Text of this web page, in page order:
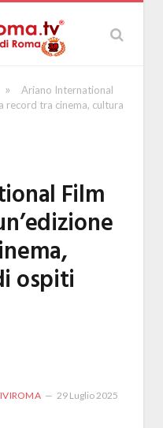
»
Ariano International
record tra cinema, cultura
Film
ospiti
29 Luglio 2025